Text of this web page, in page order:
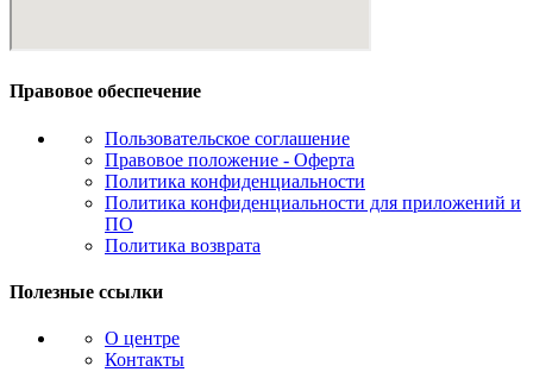
Правовое обеспечение
Пользовательское соглашение
Правовое положение - Оферта
Политика конфиденциальности
Политика конфиденциальности для приложений и
ПО
Политика возврата
Полезные ссылки
О центре
Контакты